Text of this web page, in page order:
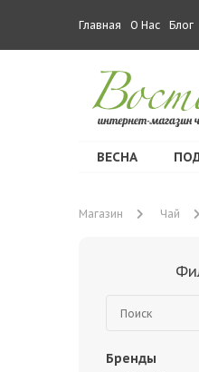
Главная О Нас Блог
ВЕСНА
Магазин Чай
Бренды